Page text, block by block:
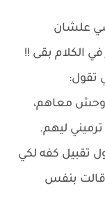
علشان
الكلام بقى !!
تقول:
معاهم،
ليهم.
تقبيل كفه لكي
قالت بنفس